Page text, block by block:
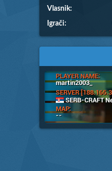
Vlasnik:
Igrači: